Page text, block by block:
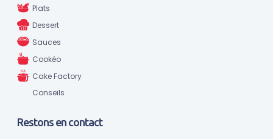
Plats
Dessert
Sauces
Cookéo
Cake Factory
Conseils
Restons en contact